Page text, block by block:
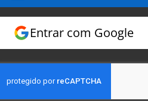
Entrar com Google